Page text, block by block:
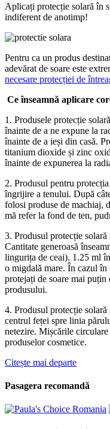
Aplicați protecție solară în
indiferent de anotimp!
Pentru ca un produs
adevărat de soare este
necesare protecției de
Ce înseamnă aplicare
1. Produsele protecție
înainte de a ne expune la
înainte de a ieși din casă.
titanium dioxide și zinc
înainte de expunerea la
2. Produsul pentru
îngrijire a tenului. După
folosi produse de machiaj,
mă refer la fond de ten,
3. Produsul protecție solară
Cantitate generoasă
lingurița de ceai). 1.25 ml
o migdală mare. În cazul în
protejați de soare mai
produsului.
4. Produsul protecție
centrul feței spre linia
netezire. Mișcările
produselor cosmetice.
Citește mai departe
Pasagera recomandă